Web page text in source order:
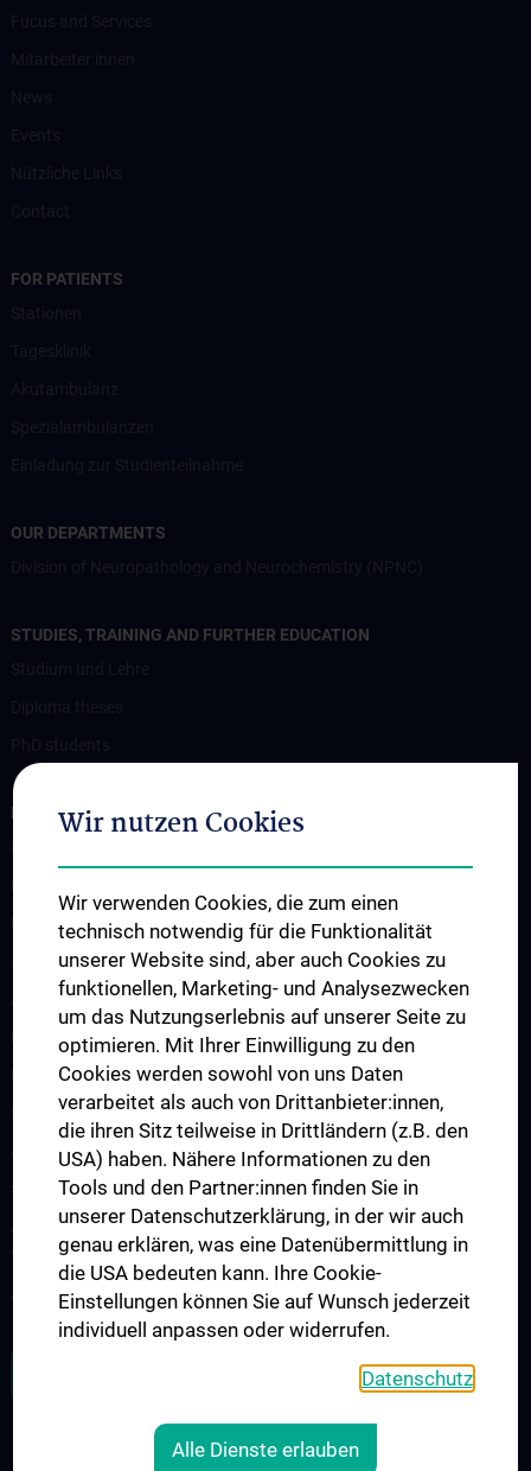
FOR PATIENTS
OUR DEPARTMENTS
STUDIES, TRAINING AND FURTHER EDUCATION
RESEARCH
Memory disorders and dementia
Arbeitsgruppe Epilepsie
Arbeitsgruppe für Idiopathische intrakranielle Hypertension (IIH)
Neurogenetics
Research Group „Neuroinflammatory Diseases”
Neuromuscular Diseases Research Group
Arbeitsgruppe für Neuroonkologie
Science & Research of the working group "Neuropsychology"
Arbeitsgruppe für Schlafstörungen und schlafassoziierte
Störungen
Arbeitsgruppe für Schwindel- und Gleichgewichtsstörungen
Wir nutzen Cookies
Wir verwenden Cookies, die zum einen
technisch notwendig für die Funktionalität
unserer Website sind, aber auch Cookies zu
funktionellen, Marketing- und Analysezwecken
um das Nutzungserlebnis auf unserer Seite zu
optimieren. Mit Ihrer Einwilligung zu den
Cookies werden sowohl von uns Daten
verarbeitet als auch von Drittanbieter:innen,
die ihren Sitz teilweise in Drittländern (z.B. den
USA) haben. Nähere Informationen zu den
Tools und den Partner:innen finden Sie in
unserer Datenschutzerklärung, in der wir auch
genau erklären, was eine Datenübermittlung in
die USA bedeuten kann. Ihre Cookie-
Einstellungen können Sie auf Wunsch jederzeit
individuell anpassen oder widerrufen.
Datenschutz
Alle Dienste erlauben